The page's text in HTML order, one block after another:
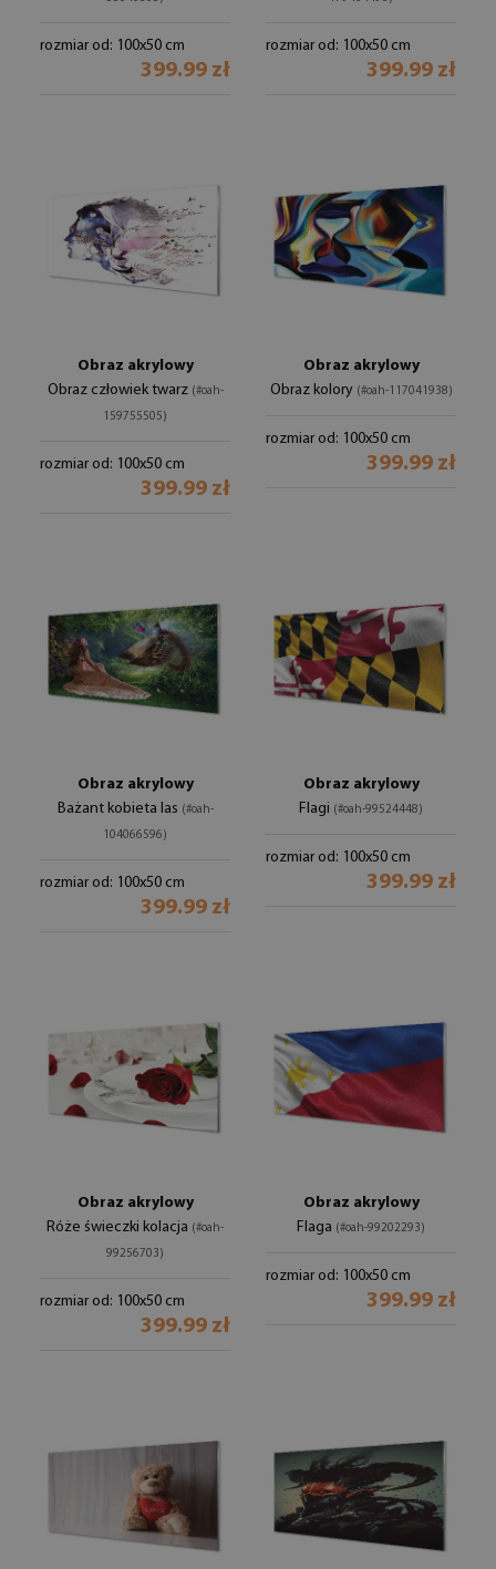
rozmiar od: 100x50 cm
399.99 zł
rozmiar od: 100x50 cm
399.99 zł
Obraz akrylowy
Obraz człowiek twarz (#oah-
159755505)
rozmiar od: 100x50 cm
399.99 zł
Obraz akrylowy
Obraz kolory (#oah-117041938)
rozmiar od: 100x50 cm
399.99 zł
Obraz akrylowy
Bażant kobieta las (#oah-
104066596)
rozmiar od: 100x50 cm
399.99 zł
Obraz akrylowy
Flagi (#oah-99524448)
rozmiar od: 100x50 cm
399.99 zł
Obraz akrylowy
Róże świeczki kolacja (#oah-
99256703)
rozmiar od: 100x50 cm
399.99 zł
Obraz akrylowy
Flaga (#oah-99202293)
rozmiar od: 100x50 cm
399.99 zł